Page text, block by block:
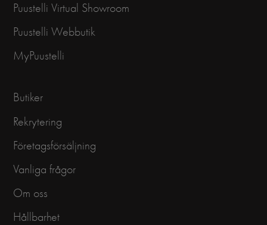
Puustelli Virtual Showroom
Puustelli Webbutik
MyPuustelli
Butiker
Rekrytering
Företagsförsäljning
Vanliga frågor
Om oss
Hållbarhet